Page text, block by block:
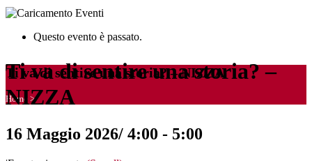
Ti va di sentire una storia? – NIZZA
Home >
Questo evento è passato.
Ti va di sentire una storia? –
NIZZA
16 Maggio 2026/ 4:00 - 5:00